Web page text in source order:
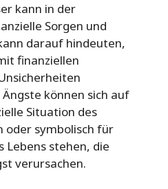
kann in der
Sorgen und
darauf hindeuten,
finanziellen
können sich auf
Situation des
oder symbolisch für
Lebens stehen, die
verursachen.